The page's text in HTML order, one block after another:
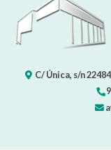
C/ Única, s/n22484